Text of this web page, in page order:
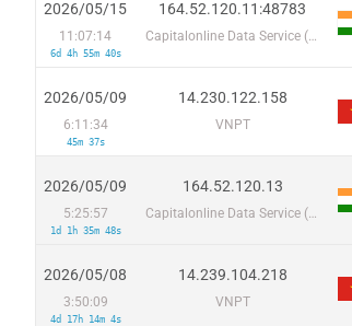
2026/05/15
11:07:14
6d 4h 55m 40s
164.52.120.11:48783
Capitalonline Data Service (HK) Co
2026/05/09
6:11:34
45m 37s
14.230.122.158
VNPT
2026/05/09
5:25:57
1d 1h 35m 48s
164.52.120.13
Capitalonline Data Service (HK) Co
2026/05/08
3:50:09
4d 17h 14m 4s
14.239.104.218
VNPT